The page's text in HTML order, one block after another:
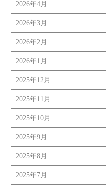
2026年4月
2026年3月
2026年2月
2026年1月
2025年12月
2025年11月
2025年10月
2025年9月
2025年8月
2025年7月